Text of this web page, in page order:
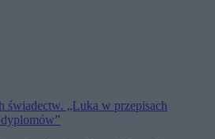
świadectw. „Luka w przepisach